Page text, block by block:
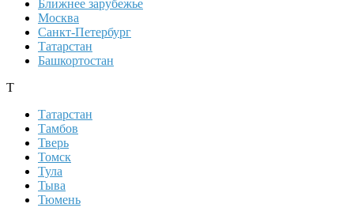
Ближнее зарубежье
Москва
Санкт-Петербург
Татарстан
Башкортостан
Т
Татарстан
Тамбов
Тверь
Томск
Тула
Тыва
Тюмень